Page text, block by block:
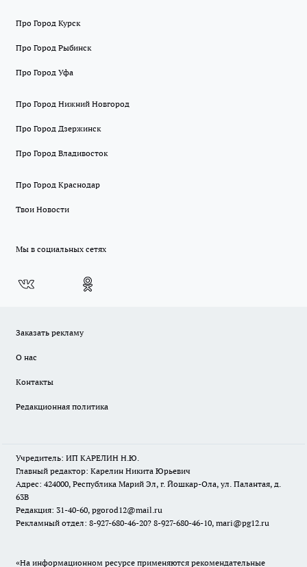
Про Город Курск
Про Город Рыбинск
Про Город Уфа
Про Город Нижний Новгород
Про Город Дзержинск
Про Город Владивосток
Про Город Краснодар
Твои Новости
Мы в социальных сетях
Заказать рекламу
О нас
Контакты
Редакционная политика
Учредитель: ИП КАРЕЛИН Н.Ю.
Главный редактор: Карелин Никита Юрьевич
Адрес: 424000, Республика Марий Эл, г. Йошкар-Ола, ул. Палантая, д.
63В
Редакция: 31-40-60, pgorod12@mail.ru
Рекламный отдел: 8-927-680-46-20? 8-927-680-46-10, mari@pg12.ru
«На информационном ресурсе применяются рекомендательные